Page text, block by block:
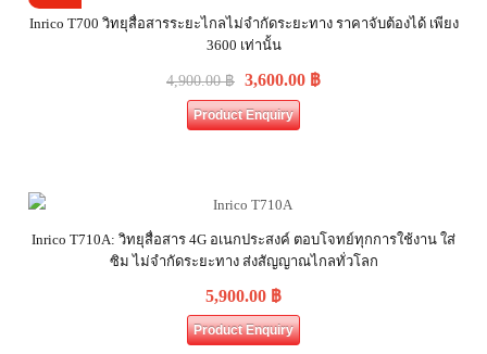
Inrico T700 วิทยุสื่อสารระยะไกลไม่จำกัดระยะทาง ราคาจับต้องได้ เพียง
3600 เท่านั้น
4,900.00฿ 3,600.00 ฿
Product Enquiry
Inrico T710A: วิทยุสื่อสาร 4G อเนกประสงค์ ตอบโจทย์ทุกการใช้งาน ใส่
ซิม ไม่จำกัดระยะทาง ส่งสัญญาณไกลทั่วโลก
5,900.00 ฿
Product Enquiry